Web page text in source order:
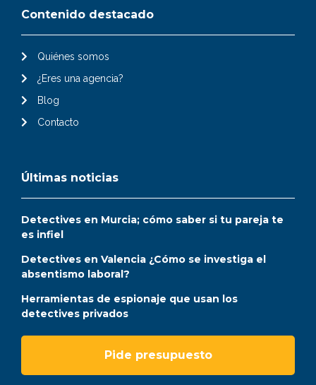
Contenido destacado
Quiénes somos
¿Eres una agencia?
Blog
Contacto
Últimas noticias
Detectives en Murcia; cómo saber si tu pareja te
es infiel
Detectives en Valencia ¿Cómo se investiga el
absentismo laboral?
Herramientas de espionaje que usan los
detectives privados
Pide presupuesto